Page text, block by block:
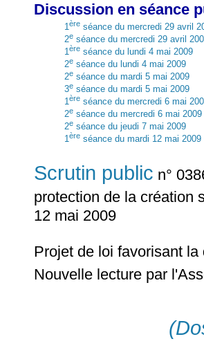
Discussion en séance
1ère séance du mercredi 29 avril
2e séance du mercredi 29 avril
1ère séance du lundi 4 mai 2009
2e séance du lundi 4 mai 2009
2e séance du mardi 5 mai 2009
3e séance du mardi 5 mai 2009
1ère séance du mercredi 6 mai
2e séance du mercredi 6 mai 2009
2e séance du jeudi 7 mai 2009
1ère séance du mardi 12 mai 2009
Scrutin public n°
protection de la création
12 mai 2009
Projet de loi favorisant
Nouvelle lecture par